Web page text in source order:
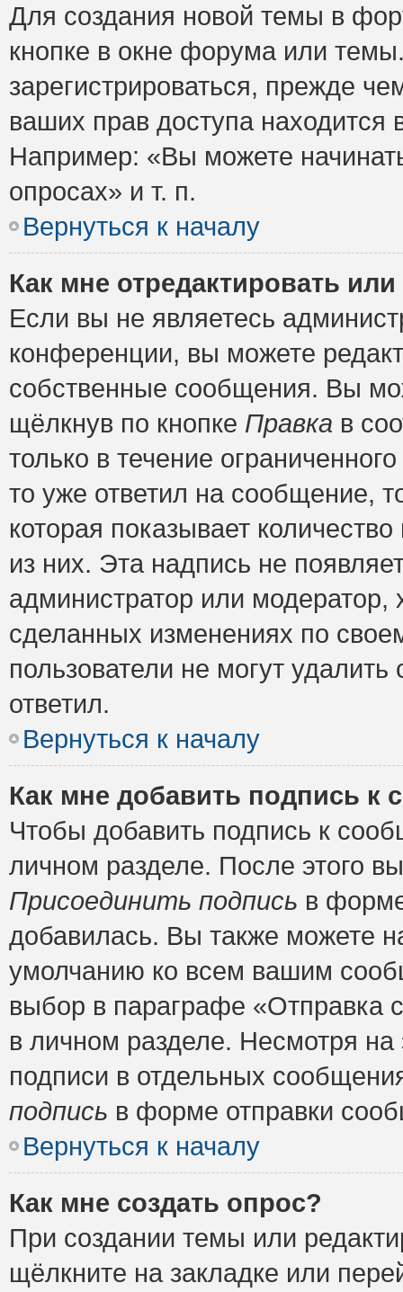
Для создания новой темы в
кнопке в окне форума или
зарегистрироваться, прежде
ваших прав доступа
Например: «Вы можете
опросах» и т. п.
Вернуться к началу
Как мне отредактировать
Если вы не являетесь
конференции, вы можете
собственные сообщения. Вы
щёлкнув по кнопке Правка в
только в течение
то уже ответил на сообщение,
которая показывает
из них. Эта надпись не
администратор или модератор,
сделанных изменениях по
пользователи не могут
ответил.
Вернуться к началу
Как мне добавить подпись к
Чтобы добавить подпись к
личном разделе. После этого
Присоединить подпись в
добавилась. Вы также можете
умолчанию ко всем вашим
выбор в параграфе «Отправка
в личном разделе. Несмотря
подписи в отдельных
подпись в форме отправки
Вернуться к началу
Как мне создать опрос?
При создании темы или
щёлкните на закладке или